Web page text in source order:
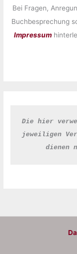
Bei Fragen,
Buchbesprechung
Impressum
Die hier
jeweiligen
dienen